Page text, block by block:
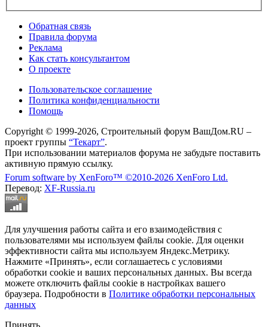
Обратная связь
Правила форума
Реклама
Как стать консультантом
О проекте
Пользовательское соглашение
Политика конфиденциальности
Помощь
Copyright © 1999-2026, Строительный форум ВашДом.RU –
проект группы “Текарт”.
При использовании материалов форума не забудьте поставить
активную прямую ссылку.
Forum software by XenForo™ ©2010-2026 XenForo Ltd.
Перевод: XF-Russia.ru
Для улучшения работы сайта и его взаимодействия с
пользователями мы используем файлы cookie. Для оценки
эффективности сайта мы используем Яндекс.Метрику.
Нажмите «Принять», если соглашаетесь с условиями
обработки cookie и ваших персональных данных. Вы всегда
можете отключить файлы cookie в настройках вашего
браузера. Подробности в Политике обработки персональных
данных
Принять